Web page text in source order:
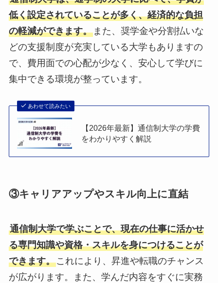
低く設定されていることが多く、経済的な負担
の軽減ができます。また、奨学金や分割払いな
どの支援制度が充実している大学もありますの
で、費用面での心配が少なく、安心して学びに
集中できる環境が整っています。
あわせて読みたい
【2026年最新】通信制大学の学費
をわかりやすく解説
③キャリアアップやスキル向上に直結
通信制大学で学ぶことで、現在の仕事に活かせ
る専門知識や資格・スキルを身につけることが
できます。これにより、昇進や転職のチャンス
が広がります。また、学んだ内容をすぐに実務